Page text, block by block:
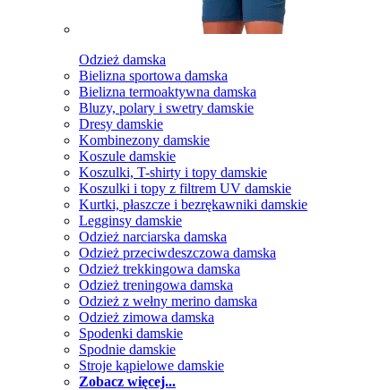
Odzież damska
Bielizna sportowa damska
Bielizna termoaktywna damska
Bluzy, polary i swetry damskie
Dresy damskie
Kombinezony damskie
Koszule damskie
Koszulki, T-shirty i topy damskie
Koszulki i topy z filtrem UV damskie
Kurtki, płaszcze i bezrękawniki damskie
Legginsy damskie
Odzież narciarska damska
Odzież przeciwdeszczowa damska
Odzież trekkingowa damska
Odzież treningowa damska
Odzież z wełny merino damska
Odzież zimowa damska
Spodenki damskie
Spodnie damskie
Stroje kąpielowe damskie
Zobacz więcej...